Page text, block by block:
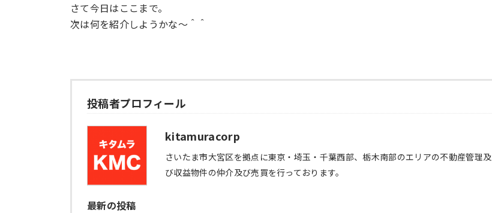
さて今日はここまで。
次は何を紹介しようかな〜＾＾
投稿者プロフィール
kitamuracorp
さいたま市大宮区を拠点に東京・埼玉・千葉西部、栃木南部のエリアの不動産管理及
び収益物件の仲介及び売買を行っております。
最新の投稿